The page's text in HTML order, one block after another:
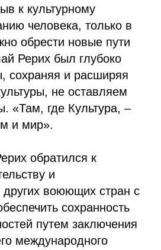
к культурному
человека, только в
обрести новые пути
Рерих был глубоко
сохраняя и расширяя
не оставляем
«Там, где Культура, –
и мир».
обратился к
и
других воюющих стран с
сохранность
путем заключения
международного